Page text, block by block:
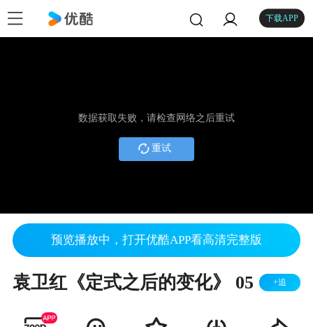
下载APP
数据获取失败，请检查网络之后重试
重试
预览播放中，打开优酷APP看高清完整版
袁卫红《定式之后的变化》 05 +追